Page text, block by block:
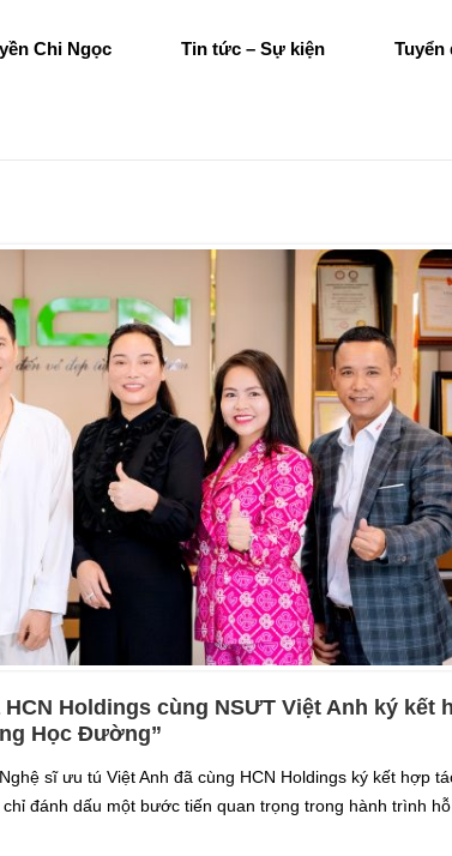
Chi Ngọc Tin tức – Sự kiện Tuyển
Holdings cùng NSƯT Việt Anh ký kết
Học Đường”
sĩ ưu tú Việt Anh đã cùng HCN Holdings ký kết hợp
đánh dấu một bước tiến quan trọng trong hành trình